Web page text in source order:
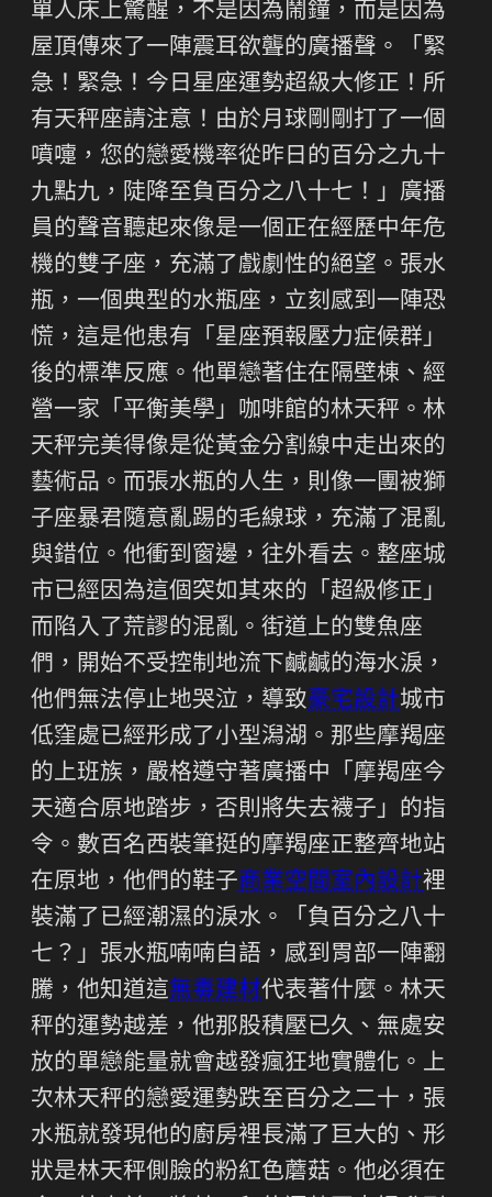
單人床上驚醒，不是因為鬧鐘，而是因為
屋頂傳來了一陣震耳欲聾的廣播聲。「緊
急！緊急！今日星座運勢超級大修正！所
有天秤座請注意！由於月球剛剛打了一個
噴嚏，您的戀愛機率從昨日的百分之九十
九點九，陡降至負百分之八十七！」廣播
員的聲音聽起來像是一個正在經歷中年危
機的雙子座，充滿了戲劇性的絕望。張水
瓶，一個典型的水瓶座，立刻感到一陣恐
慌，這是他患有「星座預報壓力症候群」
後的標準反應。他單戀著住在隔壁棟、經
營一家「平衡美學」咖啡館的林天秤。林
天秤完美得像是從黃金分割線中走出來的
藝術品。而張水瓶的人生，則像一團被獅
子座暴君隨意亂踢的毛線球，充滿了混亂
與錯位。他衝到窗邊，往外看去。整座城
市已經因為這個突如其來的「超級修正」
而陷入了荒謬的混亂。街道上的雙魚座
們，開始不受控制地流下鹹鹹的海水淚，
他們無法停止地哭泣，導致豪宅設計城市
低窪處已經形成了小型潟湖。那些摩羯座
的上班族，嚴格遵守著廣播中「摩羯座今
天適合原地踏步，否則將失去襪子」的指
令。數百名西裝筆挺的摩羯座正整齊地站
在原地，他們的鞋子商業空間室內設計裡
裝滿了已經潮濕的淚水。「負百分之八十
七？」張水瓶喃喃自語，感到胃部一陣翻
騰，他知道這無毒建材代表著什麼。林天
秤的運勢越差，他那股積壓已久、無處安
放的單戀能量就會越發瘋狂地實體化。上
次林天秤的戀愛運勢跌至百分之二十，張
水瓶就發現他的廚房裡長滿了巨大的、形
狀是林天秤側臉的粉紅色蘑菇。他必須在